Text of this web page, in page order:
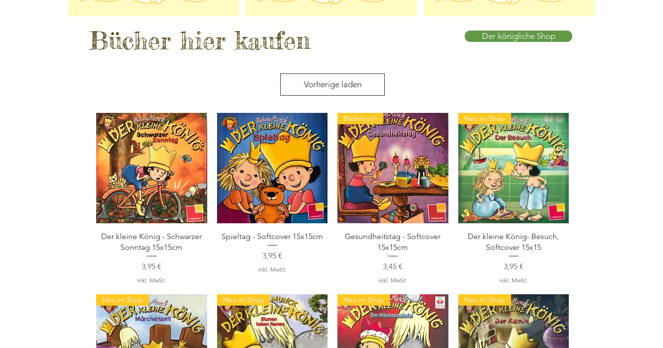
Bücher hier kaufen Der königliche Shop
Vorherige laden
Schnellansicht
Der kleine König - Schwarzer
Sonntag 15x15cm
Preis
3,95 €
inkl. MwSt.
Schnellansicht
Spieltag - Softcover 15x15cm
Preis
3,95 €
inkl. MwSt.
Schnellansicht
Bilderbuch
Gesundheitstag - Softcover
15x15cm
Preis
3,45 €
inkl. MwSt.
Schnellansicht
Neu im Shop
Der kleine König- Besuch,
Softcover 15x15
Preis
3,95 €
inkl. MwSt.
Neu im Shop Neu im Shop Neu im Shop Neu im Shop